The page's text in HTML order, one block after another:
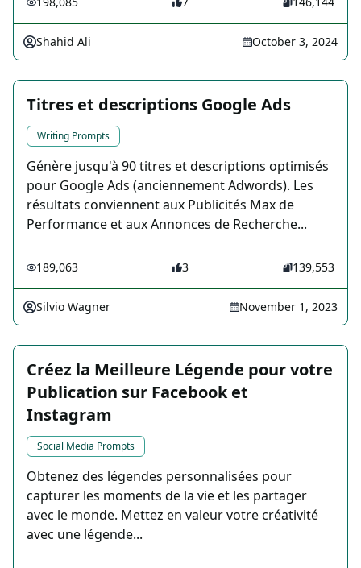
Shahid Ali October 3, 2024
Titres et descriptions Google Ads
Writing Prompts
Génère jusqu'à 90 titres et descriptions optimisés
pour Google Ads (anciennement Adwords). Les
résultats conviennent aux Publicités Max de
Performance et aux Annonces de Recherche...
189,063 3 139,553
Silvio Wagner November 1, 2023
Créez la Meilleure Légende pour votre
Publication sur Facebook et
Instagram
Social Media Prompts
Obtenez des légendes personnalisées pour
capturer les moments de la vie et les partager
avec le monde. Mettez en valeur votre créativité
avec une légende...